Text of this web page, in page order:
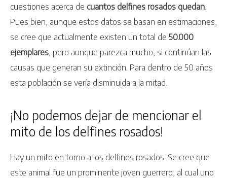
cuestiones acerca de cuantos delfines rosados quedan
Pues bien, aunque estos datos se basan en estimaciones,
se cree que actualmente existen un total de 50.000
ejemplares , pero aunque parezca mucho, si continúan las
causas que generan su extinción. Para dentro de 50 años
esta población se vería disminuida a la mitad.
¡No podemos dejar de mencionar el
mito de los delfines rosados!
Hay un mito en torno a los delfines rosados. Se cree que
este animal fue un prominente joven guerrero, al cual uno